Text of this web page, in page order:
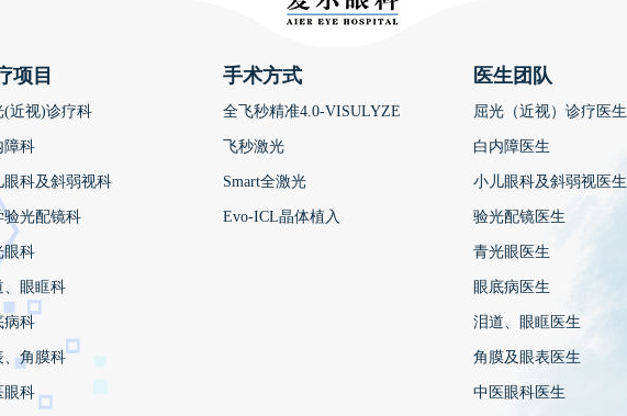
项目
(近视)诊疗科
障科
眼科及斜弱视科
验光配镜科
眼科
、眼眶科
病科
、角膜科
眼科
手术方式
全飞秒精准4.0-VISULYZE
飞秒激光
Smart全激光
Evo-ICL晶体植入
医生团队
屈光（近视）诊疗医生
白内障医生
小儿眼科及斜弱视医生
验光配镜医生
青光眼医生
眼底病医生
泪道、眼眶医生
角膜及眼表医生
中医眼科医生